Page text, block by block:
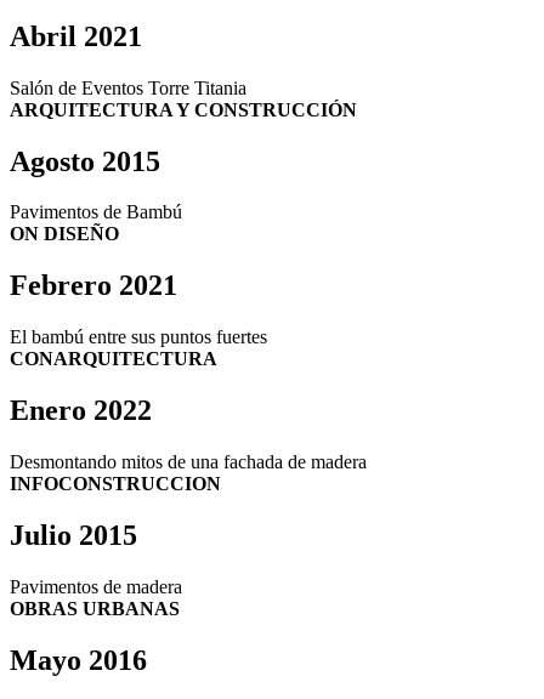
Abril 2021
Salón de Eventos Torre Titania
ARQUITECTURA Y CONSTRUCCIÓN
Agosto 2015
Pavimentos de Bambú
ON DISEÑO
Febrero 2021
El bambú entre sus puntos fuertes
CONARQUITECTURA
Enero 2022
Desmontando mitos de una fachada de madera
INFOCONSTRUCCION
Julio 2015
Pavimentos de madera
OBRAS URBANAS
Mayo 2016